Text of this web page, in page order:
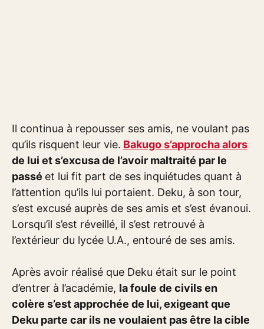
Il continua à repousser ses amis, ne voulant pas
qu’ils risquent leur vie. Bakugo s’approcha alors
de lui et s’excusa de l’avoir maltraité par le
passé et lui fit part de ses inquiétudes quant à
l’attention qu’ils lui portaient. Deku, à son tour,
s’est excusé auprès de ses amis et s’est évanoui.
Lorsqu’il s’est réveillé, il s’est retrouvé à
l’extérieur du lycée U.A., entouré de ses amis.
Après avoir réalisé que Deku était sur le point
d’entrer à l’académie, la foule de civils en
colère s’est approchée de lui, exigeant que
Deku parte car ils ne voulaient pas être la cible